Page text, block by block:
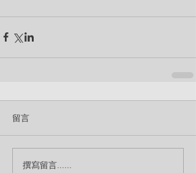
留言
撰寫留言......